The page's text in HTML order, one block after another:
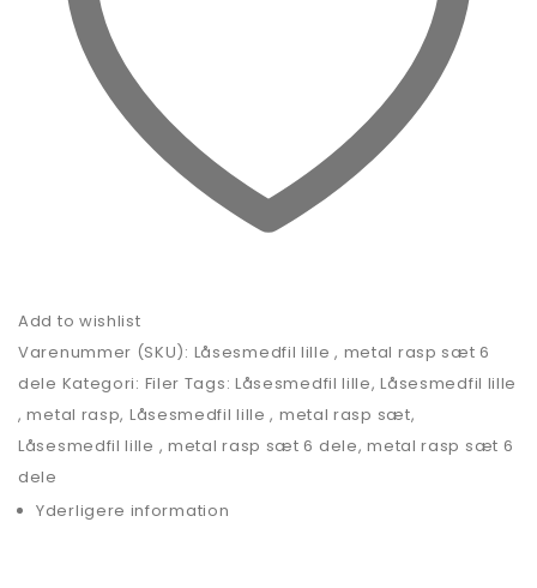
Add to wishlist
Varenummer (SKU): Låsesmedfil lille , metal rasp sæt 6
dele Kategori: Filer Tags: Låsesmedfil lille,Låsesmedfil lille
, metal rasp, Låsesmedfil lille , metal rasp sæt,
Låsesmedfil lille , metal rasp sæt 6 dele,metal rasp sæt 6
dele
Yderligere information